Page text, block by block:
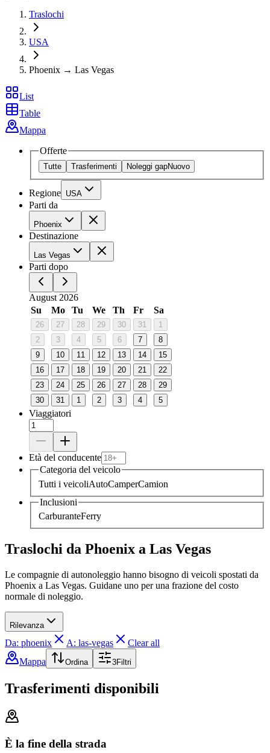
Traslochi
USA
Phoenix → Las Vegas
List
Table
Mappa
Offerte
Tutte Trasferimenti Noleggi gapNuovo
Regione USA
Parti da
Phoenix
Destinazione
Las Vegas
Parti dopo
August 2026
Su
Mo Tu We Th Fr Sa
26 27 28 29 30 31
1
2
3 4 5 6 7
8
9
10 11 12 13 14
15
16
17 18 19 20 21
22
23
24 25 26 27 28
29
30
31 1 2 3 4 5
Viaggiatori
Età del conducente
Categoria del veicolo
Tutti i veicoliAutoCamperCamion
Inclusioni
CarburanteFerry
Traslochi da Phoenix a Las Vegas
Le compagnie di autonoleggio hanno bisogno di veicoli spostati da
Phoenix a Las Vegas. Guidane uno per una frazione del costo
normale di noleggio.
Rilevanza
Da: phoenix A: las-vegas
Clear all
Mappa
Ordina 3Filtri
Trasferimenti disponibili
È la fine della strada